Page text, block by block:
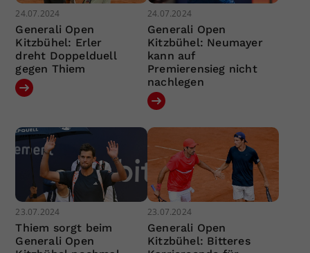
24.07.2024
Generali Open
Kitzbühel: Erler
dreht Doppelduell
gegen Thiem
24.07.2024
Generali Open
Kitzbühel: Neumayer
kann auf
Premierensieg nicht
nachlegen
23.07.2024
Thiem sorgt beim
Generali Open
23.07.2024
Generali Open
Kitzbühel: Bitteres